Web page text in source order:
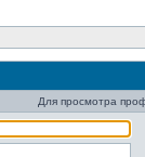
Для просмотра